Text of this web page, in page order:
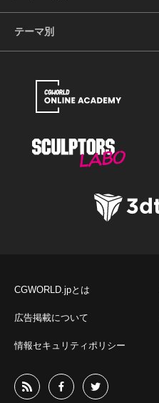
テーマ別
CGWORLD.jpとは
広告掲載について
情報セキュリティポリシー